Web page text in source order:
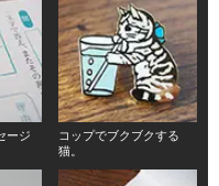
ージ
コップでブクブクする
猫。